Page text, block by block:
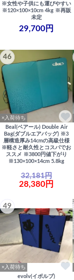
※女性や子供にも運びやすい
※120×100×10cm 4kg ※再販
未定
29,700円
46
×入荷待ち
Beal(ベアール) Double Air
Bag(ダブルエアバッグ) ※3
層構造厚み14cmの高級仕様
※軽さと耐久性とコスパでお
ススメ ※3800円値下がり
※130×100×14cm 5.8kg
32,181円
28,380円
49
×入荷待ち
evolv(イボルブ)